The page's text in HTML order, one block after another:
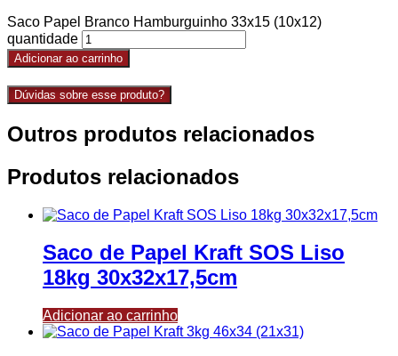
Saco Papel Branco Hamburguinho 33x15 (10x12)
quantidade
Adicionar ao carrinho
Dúvidas sobre esse produto?
Outros produtos relacionados
Produtos relacionados
Saco de Papel Kraft SOS Liso
18kg 30x32x17,5cm
Adicionar ao carrinho